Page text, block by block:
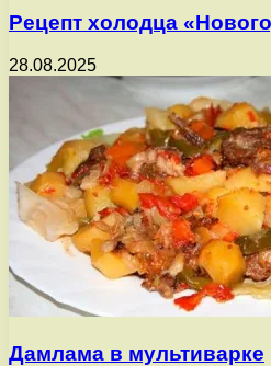
Рецепт холодца
28.08.2025
Дамлама в мультиварке